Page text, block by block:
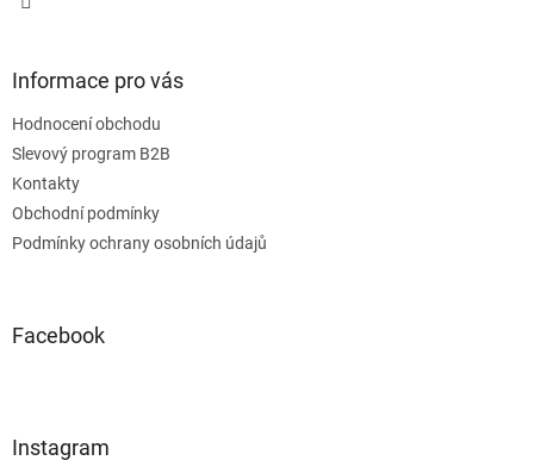
Informace pro vás
Hodnocení obchodu
Slevový program B2B
Kontakty
Obchodní podmínky
Podmínky ochrany osobních údajů
Facebook
Instagram